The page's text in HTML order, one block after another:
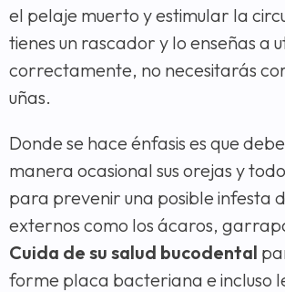
el pelaje muerto y estimular la
tienes un rascador y lo enseñas a
correctamente, no necesitarás
uñas.
Donde se hace énfasis es que
manera ocasional sus orejas y
para prevenir una posible infesta
externos como los ácaros,
Cuida de su salud bucodental
forme placa bacteriana e incluso